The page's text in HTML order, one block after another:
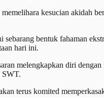
kesucian akidah
sebarang bentuk fahaman
hari ini.
melengkapkan diri
SWT.
terus komited